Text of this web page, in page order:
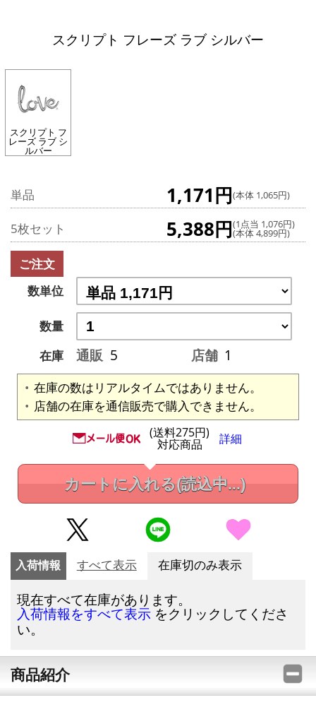
スクリプト フレーズ ラブ シルバー
スクリプト フ
レーズ ラブ シ
ルバー
単品 1,171円(本体 1,065円)
5枚セット 5,388円(1点当 1,076円)
(本体 4,899円)
ご注文
数単位
数量
在庫
通販 5 店舗 1
在庫の数はリアルタイムではありません。
店舗の在庫を通信販売で購入できません。
(送料275円)
対応商品 詳細
カートに入れる(読込中...)
入荷情報 すべて表示 在庫切のみ表示
現在すべて在庫があります。
入荷情報をすべて表示 をクリックしてくださ
い。
商品紹介